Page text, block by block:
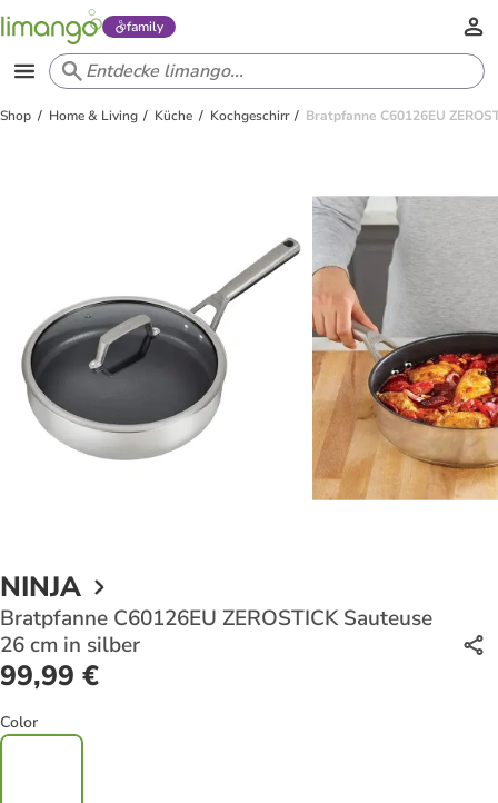
family
Shop Home & Living Küche Kochgeschirr Bratpfanne C60126EU
NINJA
Bratpfanne C60126EU ZEROSTICK Sauteuse
26 cm in silber
99,99 €
Color